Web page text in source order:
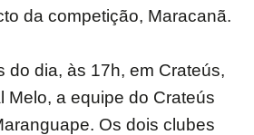
da competição, Maracanã.
do dia, às 17h, em Crateús,
Melo, a equipe do Crateús
Os dois clubes